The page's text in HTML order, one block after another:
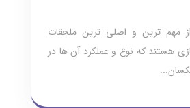
مهم ترین و اصلی ترین ملحقات
هستند که نوع و عملکرد آن ها در